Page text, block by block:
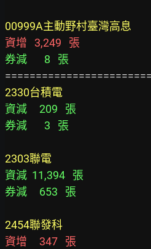
00999A主動野村臺灣高息
資增   3,249   張
券減       8   張
2330台積電
資減     209   張
券減       3   張
2303聯電
資減  11,394   張
券減     653   張
2454聯發科
資增     347   張